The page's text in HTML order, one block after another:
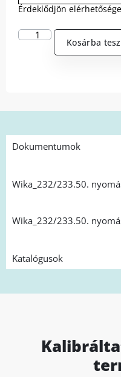
Érdeklődjön
Kosárba
Dokumentumok
Wika_232/233.50.
Wika_232/233.50.
Katalógusok